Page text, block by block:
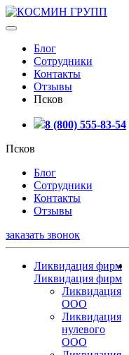
Блог
Сотрудники
Контакты
Отзывы
Псков
8 (800) 555-83-54
Псков
Блог
Сотрудники
Контакты
Отзывы
заказать звонок
Ликвидация фирм
Ликвидация фирм
Ликвидация
ООО
Ликвидация
нулевого
ООО